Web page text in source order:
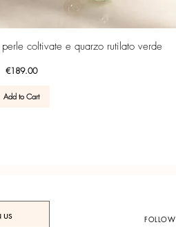
View
coltivate e quarzo rutilato verde
Price
€189.00
Add to Cart
US